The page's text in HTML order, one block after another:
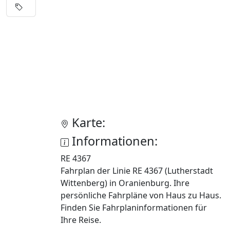
Karte:
Informationen:
RE 4367
Fahrplan der Linie RE 4367 (Lutherstadt
Wittenberg) in Oranienburg. Ihre
persönliche Fahrpläne von Haus zu Haus.
Finden Sie Fahrplaninformationen für
Ihre Reise.